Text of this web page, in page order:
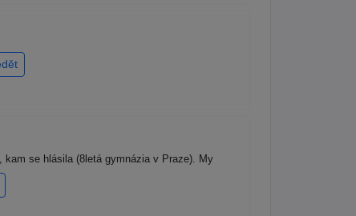
se hlásila (8letá gymnázia v Praze). My